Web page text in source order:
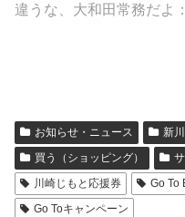
違うな、大和田常務だよ
お知らせ・ニュース
新
買う（ショッピング）
川崎じもと応援券
Go To
Go Toキャンペーン